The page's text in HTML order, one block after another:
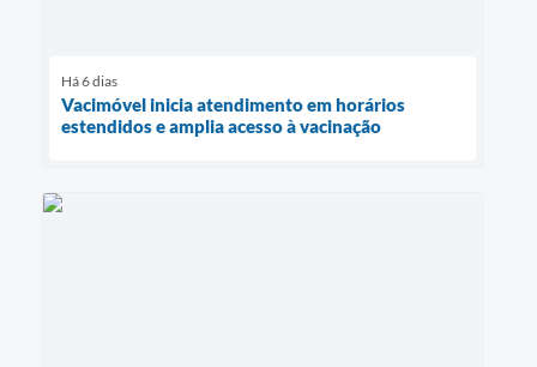
Há 6 dias
Vacimóvel inicia atendimento em horários
estendidos e amplia acesso à vacinação